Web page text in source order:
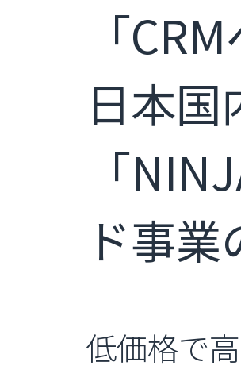
「
日本
「
ド事業
低価格で